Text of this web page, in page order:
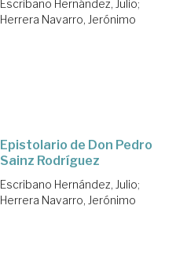
Escribano Hernández, Julio;
Herrera Navarro, Jerónimo
Epistolario de Don Pedro
Sainz Rodríguez
Escribano Hernández, Julio;
Herrera Navarro, Jerónimo